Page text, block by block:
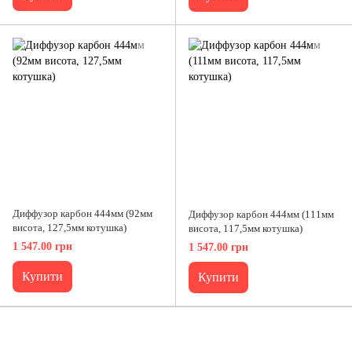
Диффузор карбон 444мм (92мм
висота, 127,5мм котушка)
1 547.00 грн
Купити
Диффузор карбон 444мм (111мм
висота, 117,5мм котушка)
1 547.00 грн
Купити